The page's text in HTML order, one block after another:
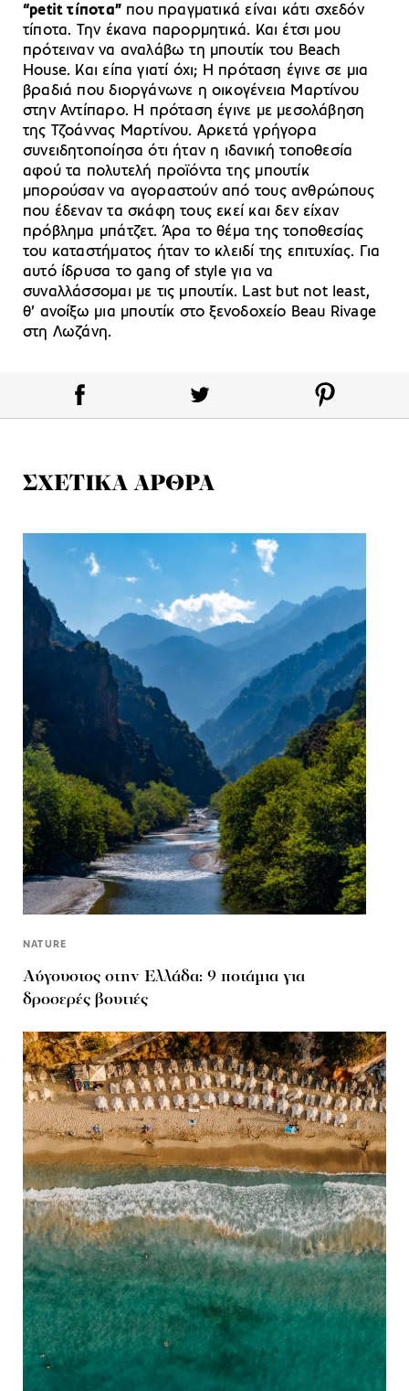
“petit τίποτα”που πραγματικά είναι κάτι σχεδόν
τίποτα. Την έκανα παρορμητικά. Και έτσι μου
πρότειναν να αναλάβω τη μπουτίκ του Beach
House. Και είπα γιατί όχι; Η πρόταση έγινε σε μια
βραδιά που διοργάνωνε η οικογένεια Μαρτίνου
στην Αντίπαρο. Η πρόταση έγινε με μεσολάβηση
της Τζοάννας Μαρτίνου. Αρκετά γρήγορα
συνειδητοποίησα ότι ήταν η ιδανική τοποθεσία
αφού τα πολυτελή προϊόντα της μπουτίκ
μπορούσαν να αγοραστούν από τους ανθρώπους
που έδεναν τα σκάφη τους εκεί και δεν είχαν
πρόβλημα μπάτζετ. Άρα το θέμα της τοποθεσίας
του καταστήματος ήταν το κλειδί της επιτυχίας. Για
αυτό ίδρυσα το gang of style για να
συναλλάσσομαι με τις μπουτίκ. Last but not least,
θ’ ανοίξω μια μπουτίκ στο ξενοδοχείο Beau Rivage
στη Λωζάνη.
ΣΧΕΤΙΚΑ ΑΡΘΡΑ
NATURE
Αύγουστος στην Ελλάδα: 9 ποτάμια για
δροσερές βουτιές